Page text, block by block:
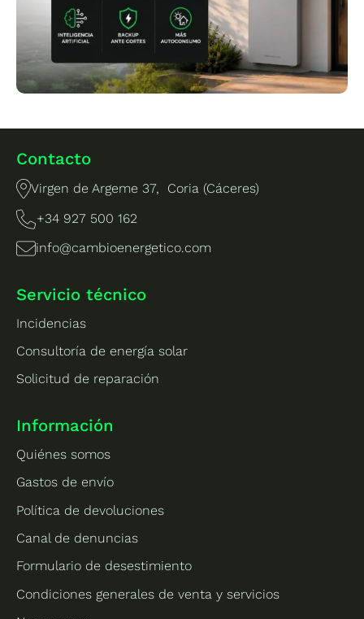
Contacto
Virgen de Argeme 37, Coria (Cáceres)
+34 927 500 162
info@cambioenergetico.com
Servicio técnico
Incidencias
Consultoría de energía solar
Solicitud de reparación
Información
Quiénes somos
Gastos de envío
Política de devoluciones
Canal de denuncias
Formulario de desestimiento
Condiciones generales de venta y servicios